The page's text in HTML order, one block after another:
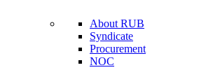
About RUB
Syndicate
Procurement
NOC